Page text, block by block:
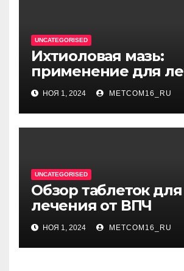
UNCATEGORISED
Ихтиоловая мазь:
применение для
фурункулов
НОЯ 1, 2024 METCOM16_RU
UNCATEGORISED
Обзор таблеток для
лечения от ВПЧ
НОЯ 1, 2024 METCOM16_RU